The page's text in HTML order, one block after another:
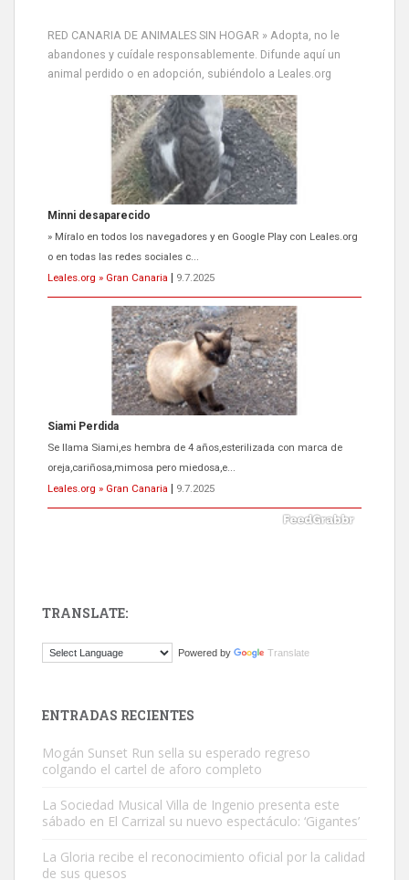
RED CANARIA DE ANIMALES SIN HOGAR » Adopta, no le
abandones y cuídale responsablemente. Difunde aquí un
animal perdido o en adopción, subiéndolo a Leales.org
Siami Perdida
Se llama Siami,es hembra de 4 años,esterilizada con marca de
oreja,cariñosa,mimosa pero miedosa,e...
Leales.org » Gran Canaria
9.7.2025
ADOPCIÓN URGENTE GATA TEROR GRAN CANARIA
El ayuntamiento se va a llevar a Los Gatos callejeros de la zona los
próximos días, ella incluida...
Leales.org » Gran Canaria
9.7.2025
Este gato macho ha aparecido en la calle hace menos de un mes,
Busco adopción responsable para mi perra. Pastor alemán,
TRANSLATE:
Powered by Translate
ENTRADAS RECIENTES
Mogán Sunset Run sella su esperado regreso
colgando el cartel de aforo completo
La Sociedad Musical Villa de Ingenio presenta este
sábado en El Carrizal su nuevo espectáculo: ‘Gigantes’
La Gloria recibe el reconocimiento oficial por la calidad
de sus quesos